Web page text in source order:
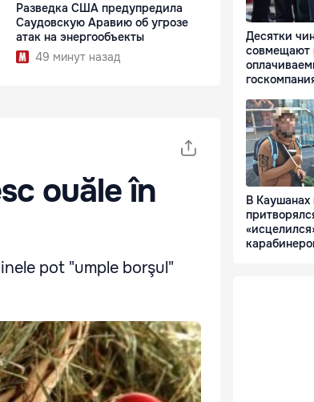
Разведка США предупредила
Саудовскую Аравию об угрозе
атак на энергообъекты
49 минут назад
ouăle în
pot "umple borşul"
Десятки
совмещают
В